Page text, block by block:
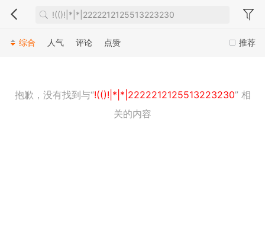
推荐
综合 人气 评论 点赞
抱歉，没有找到与“!(()!|*|*|2222212125513223230” 相
关的内容